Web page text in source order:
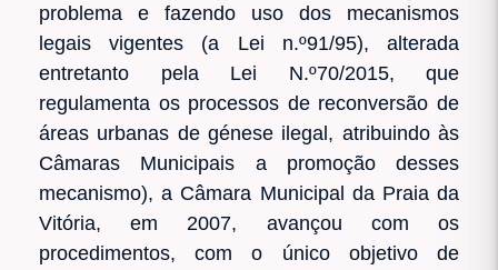
problema e fazendo uso dos mecanismos
legais vigentes (a Lei n.º91/95), alterada
entretanto pela Lei N.º70/2015, que
regulamenta os processos de reconversão de
áreas urbanas de génese ilegal, atribuindo às
Câmaras Municipais a promoção desses
mecanismo), a Câmara Municipal da Praia da
Vitória, em 2007, avançou com os
procedimentos, com o único objetivo de